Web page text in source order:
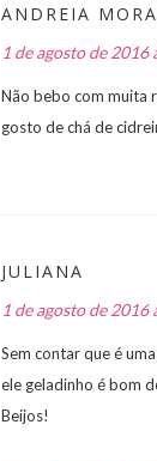
ANDREIA
1 de agosto de 2016
Não bebo com muita
gosto de chá de
JULIANA
1 de agosto de 2016
Sem contar que é
ele geladinho é bom
Beijos!